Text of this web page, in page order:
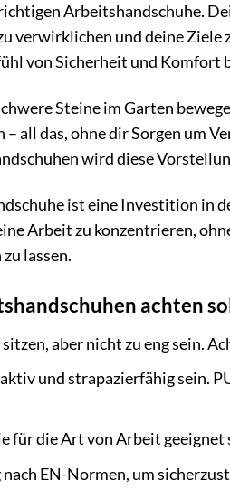
Arbeitshandschuhe.
verwirklichen und deine Ziele
von Sicherheit und Komfort
Steine im Garten
all das, ohne dir Sorgen um
wird diese
ist eine Investition in
Arbeit zu konzentrieren,
lassen.
achten
aber nicht zu eng sein.
und strapazierfähig sein.
für die Art von Arbeit
EN-Normen, um